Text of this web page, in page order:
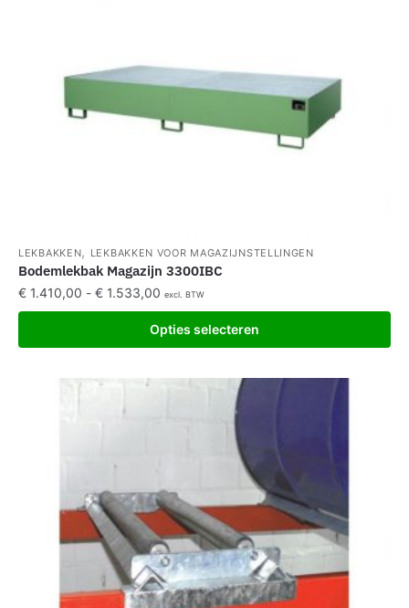
LEKBAKKEN, LEKBAKKEN VOOR MAGAZIJNSTELLINGEN
Bodemlekbak Magazijn 3300IBC
€ 1.410,00 - € 1.533,00 excl. BTW
Opties selecteren